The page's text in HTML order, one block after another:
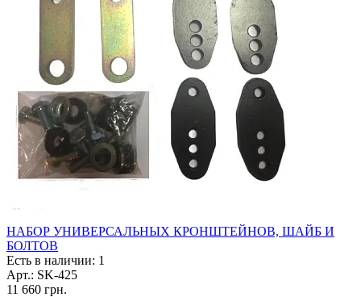
НАБОР УНИВЕРСАЛЬНЫХ КРОНШТЕЙНОВ, ШАЙБ И
БОЛТОВ
Есть в наличии: 1
Арт.: SK-425
11 660 грн.